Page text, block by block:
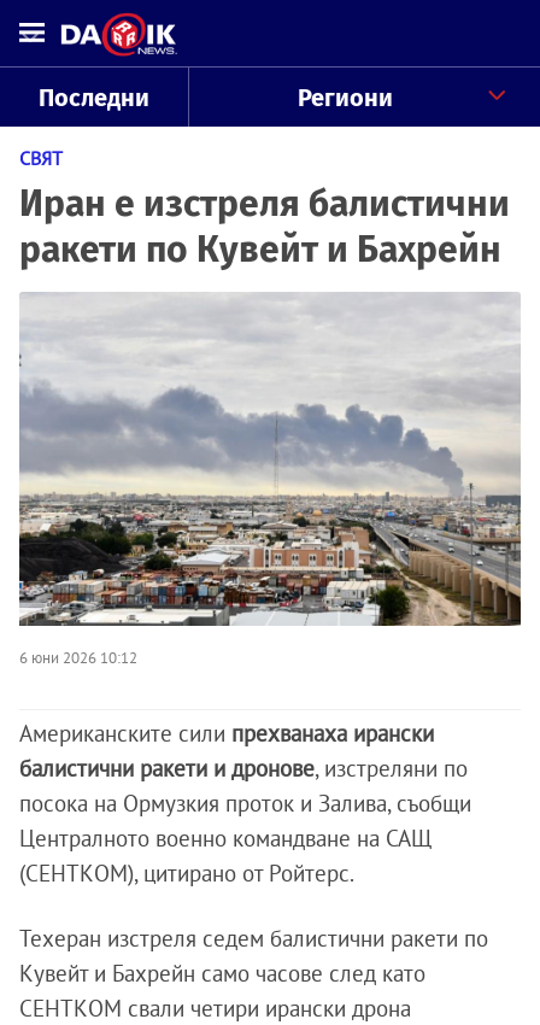
Последни Региони
СВЯТ
Иран е изстреля балистични
ракети по Кувейт и Бахрейн
6 юни 2026 10:12
Американските сили прехванаха ирански
балистични ракети и дронове, изстреляни по
посока на Ормузкия проток и Залива, съобщи
Централното военно командване на САЩ
(СЕНТКОМ), цитирано от Ройтерс.
Техеран изстреля седем балистични ракети по
Кувейт и Бахрейн само часове след като
СЕНТКОМ свали четири ирански дрона